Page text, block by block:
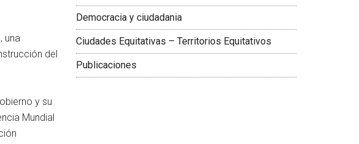
una
del
y su
Mundial
Democracia y ciudadania
Ciudades Equitativas – Territorios Equitativos
Publicaciones